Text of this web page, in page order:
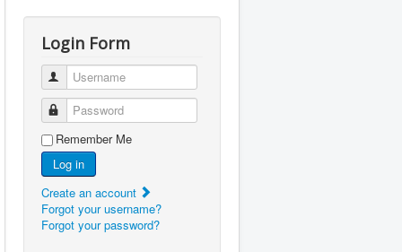
Login Form
Username
Password
Remember Me
Log in
Create an account
Forgot your username?
Forgot your password?